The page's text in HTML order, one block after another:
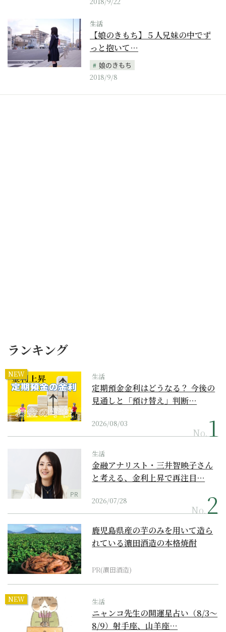
生活
【娘のきもち】５人兄妹の中でず
っと抱いて…
娘のきもち
2018/9/8
ランキング
NEW 生活
定期預金金利はどうなる？ 今後の
見通しと「預け替え」判断…
2026/08/03
No.
PR
生活
金融アナリスト・三井智映子さん
と考える、金利上昇で再注目…
2026/07/28
No.
鹿児島県産の芋のみを用いて造ら
れている濵田酒造の本格焼酎
PR(濵田酒造)
NEW 生活
ニャンコ先生の開運星占い（8/3～
8/9）射手座、山羊座…